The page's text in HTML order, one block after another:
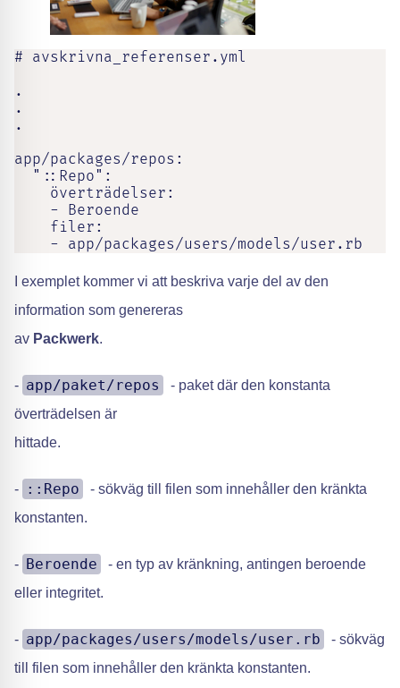
# avskrivna_referenser.yml
.
.
.
app/packages/repos:
  "::Repo":
    överträdelser:
    - Beroende
    filer:
    - app/packages/users/models/user.rb
I exemplet kommer vi att beskriva varje del av den
information som genereras
av Packwerk.
- app/paket/repos
- paket där den konstanta
överträdelsen är
hittade.
- ::Repo
- sökväg till filen som innehåller den kränkta
konstanten.
- Beroende
- en typ av kränkning, antingen beroende
eller integritet.
- app/packages/users/models/user.rb
- sökväg
till filen som innehåller den kränkta konstanten.